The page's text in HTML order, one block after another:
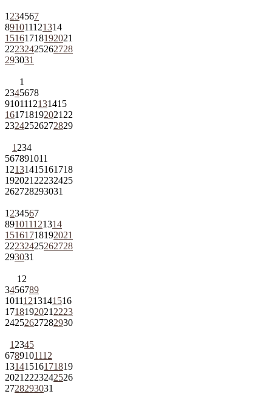
1 234567
891011121314
15161718192021
22232425262728
293031
1
2345678
9101112131415
161718192021 22
23242526272829
1 234
567891011
12131415161718
192021 22232425
262728293031
1 234567
891011121314
15161718192021
22232425262728
293031
1 2
3456789
10111213141516
1718192021 2223
24252627282930
1 2345
6789101112
13141516171819
2021 2223242526
2728293031